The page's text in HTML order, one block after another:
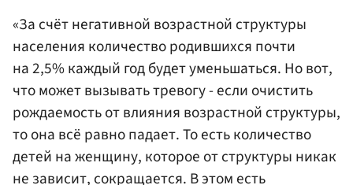
«За счёт негативной возрастной структуры
населения количество родившихся почти
на 2,5% каждый год будет уменьшаться. Но вот,
что может вызывать тревогу - если очистить
рождаемость от влияния возрастной структуры,
то она всё равно падает. То есть количество
детей на женщину, которое от структуры никак
не зависит, сокращается. В этом есть